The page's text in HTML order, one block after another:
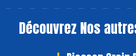
Découvrez Nos